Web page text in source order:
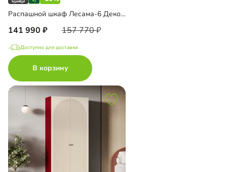
Распашной шкаф Лесама-6 Декор 1 с антресолью
141 990 157 770
Доступно для доставки
В корзину